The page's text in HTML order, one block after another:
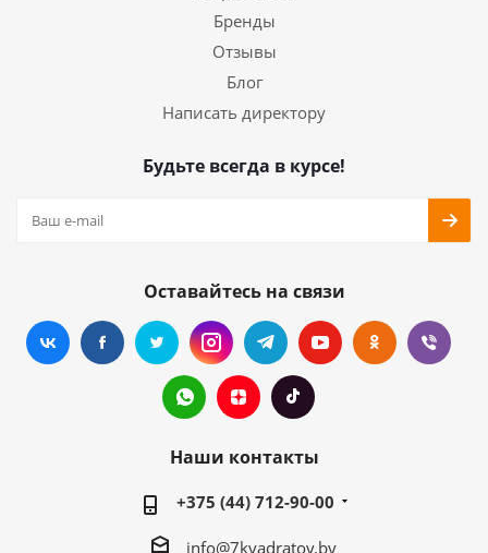
Бренды
Отзывы
Блог
Написать директору
Будьте всегда в курсе!
Оставайтесь на связи
Наши контакты
+375 (44) 712-90-00
info@7kvadratov.by